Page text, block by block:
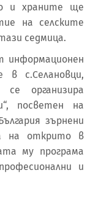
и храните ще
на селските
седмица.
информационен
с.Селановци,
организира
посветен на
зърнени
на открито в
му програма
и